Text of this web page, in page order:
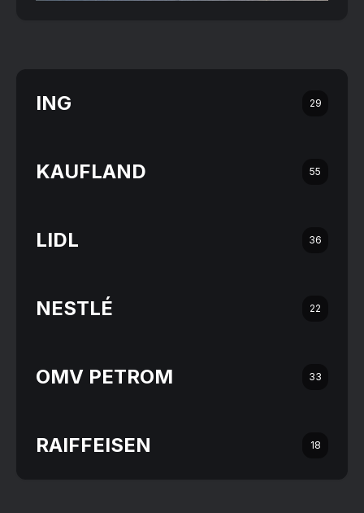
ING 29
KAUFLAND 55
LIDL 36
NESTLÉ 22
OMV PETROM 33
RAIFFEISEN 18